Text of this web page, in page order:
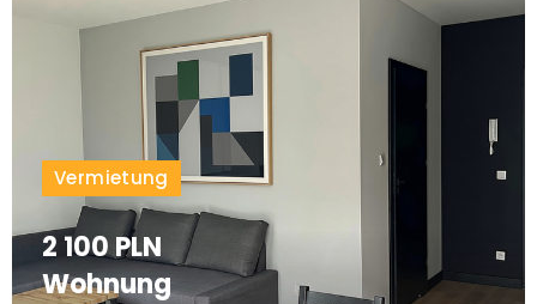
Vermietung
2 100 PLN
Wohnung